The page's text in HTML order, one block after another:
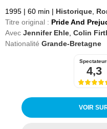
1995 | 60 min | Historique
Titre original : Pride And
Avec Jennifer Ehle Colin
Nationalité Grande-Bretagne
4,3
VOIR